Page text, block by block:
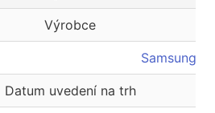
Výrobce
Samsung
Datum uvedení na trh